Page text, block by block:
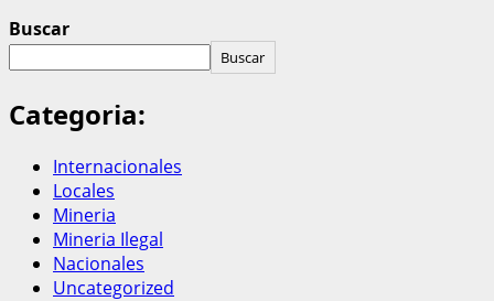
Buscar
Buscar
Categoria:
Internacionales
Locales
Mineria
Mineria Ilegal
Nacionales
Uncategorized